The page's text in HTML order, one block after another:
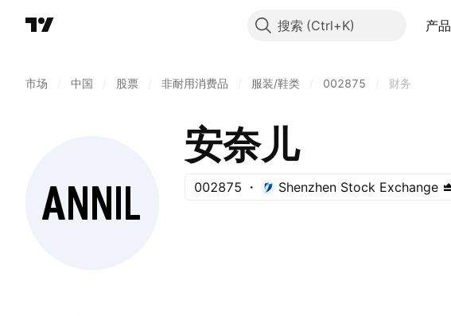
搜索 产品
市场 中国 股票 非耐用消费品 服装/鞋类 002875 财务
安奈儿
002875 Shenzhen Stock Exchange